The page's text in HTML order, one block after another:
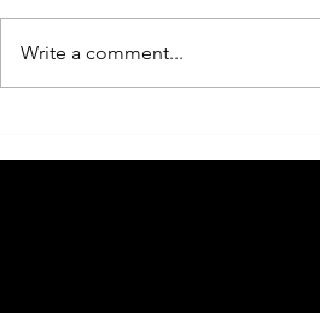
「隱藏營運密碼」
Write a comment...